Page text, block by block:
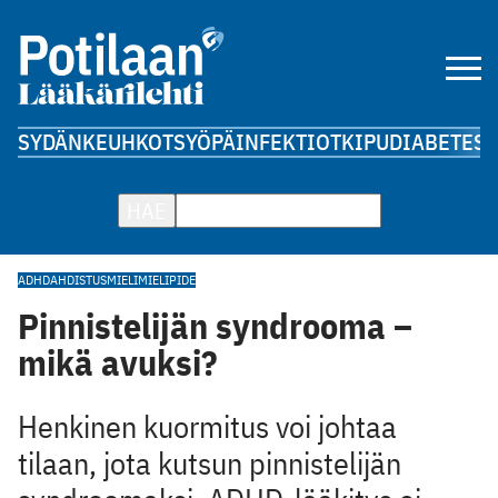
SYDÄNKEUHKOTSYÖPÄINFEKTIOTKIPUDIABETES
ADHDAHDISTUSMIELIMIELIPIDE
Pinnistelijän syndrooma –
mikä avuksi?
Henkinen kuormitus voi johtaa
tilaan, jota kutsun pinnistelijän